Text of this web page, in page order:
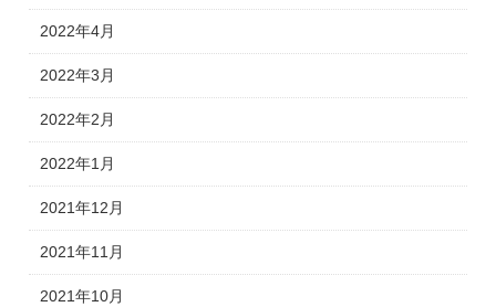
2022年4月
2022年3月
2022年2月
2022年1月
2021年12月
2021年11月
2021年10月